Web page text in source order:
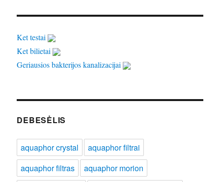
Ket testai
Ket bilietai
Geriausios bakterijos kanalizacijai
DEBESĖLIS
aquaphor crystal
aquaphor filtrai
aquaphor filtras
aquaphor morion